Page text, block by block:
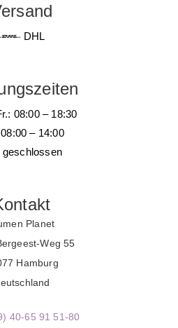
DHL
08:00 – 18:30
– 14:00
geschlossen
Planet
Weg 55
Hamburg
40-65 91 51-80